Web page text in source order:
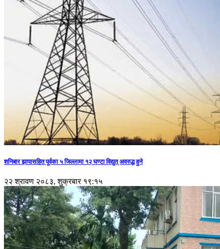
शनिबार झापासहित पूर्वका ५ जिल्लामा १२ घण्टा विद्युत् अवरुद्ध हुने
२२ श्रावण २०८३, शुक्रबार १९:१५